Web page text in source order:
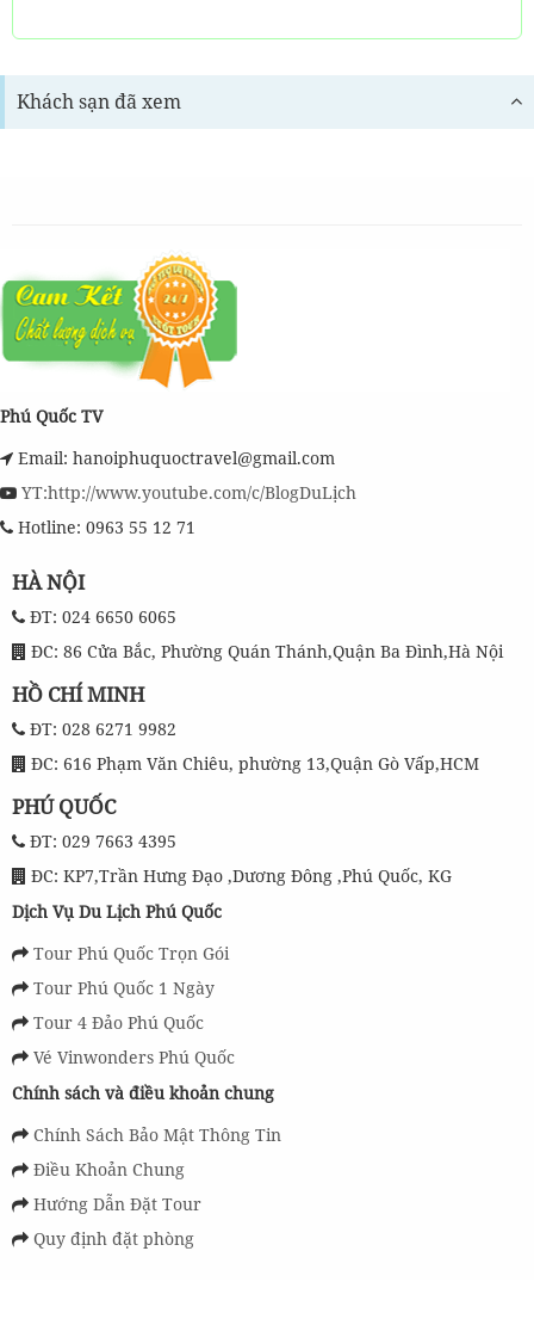
Khách sạn đã xem
Phú Quốc TV
Email: hanoiphuquoctravel@gmail.com
YT:http://www.youtube.com/c/BlogDuLịch
Hotline: 0963 55 12 71
HÀ NỘI
ĐT: 024 6650 6065
ĐC: 86 Cửa Bắc, Phường Quán Thánh,Quận Ba Đình,Hà Nội
HỒ CHÍ MINH
ĐT: 028 6271 9982
ĐC: 616 Phạm Văn Chiêu, phường 13,Quận Gò Vấp,HCM
PHÚ QUỐC
ĐT: 029 7663 4395
ĐC: KP7,Trần Hưng Đạo ,Dương Đông ,Phú Quốc, KG
Dịch Vụ Du Lịch Phú Quốc
Tour Phú Quốc Trọn Gói
Tour Phú Quốc 1 Ngày
Tour 4 Đảo Phú Quốc
Vé Vinwonders Phú Quốc
Chính sách và điều khoản chung
Chính Sách Bảo Mật Thông Tin
Điều Khoản Chung
Hướng Dẫn Đặt Tour
Quy định đặt phòng